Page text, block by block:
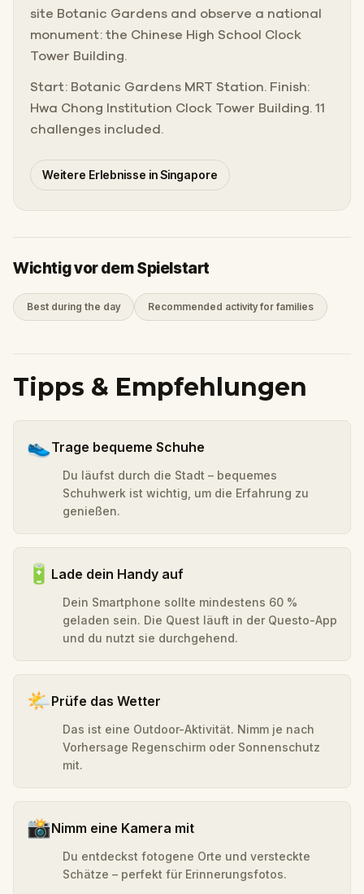
site Botanic Gardens and observe a national
monument: the Chinese High School Clock
Tower Building.
Start: Botanic Gardens MRT Station. Finish:
Hwa Chong Institution Clock Tower Building. 11
challenges included.
Weitere Erlebnisse in Singapore
Wichtig vor dem Spielstart
Best during the day Recommended activity for families
Tipps & Empfehlungen
👟Trage bequeme Schuhe
Du läufst durch die Stadt – bequemes
Schuhwerk ist wichtig, um die Erfahrung zu
genießen.
🔋 Lade dein Handy auf
Dein Smartphone sollte mindestens 60 %
geladen sein. Die Quest läuft in der Questo-App
und du nutzt sie durchgehend.
🌤️Prüfe das Wetter
Das ist eine Outdoor-Aktivität. Nimm je nach
Vorhersage Regenschirm oder Sonnenschutz
mit.
📸Nimm eine Kamera mit
Du entdeckst fotogene Orte und versteckte
Schätze – perfekt für Erinnerungsfotos.